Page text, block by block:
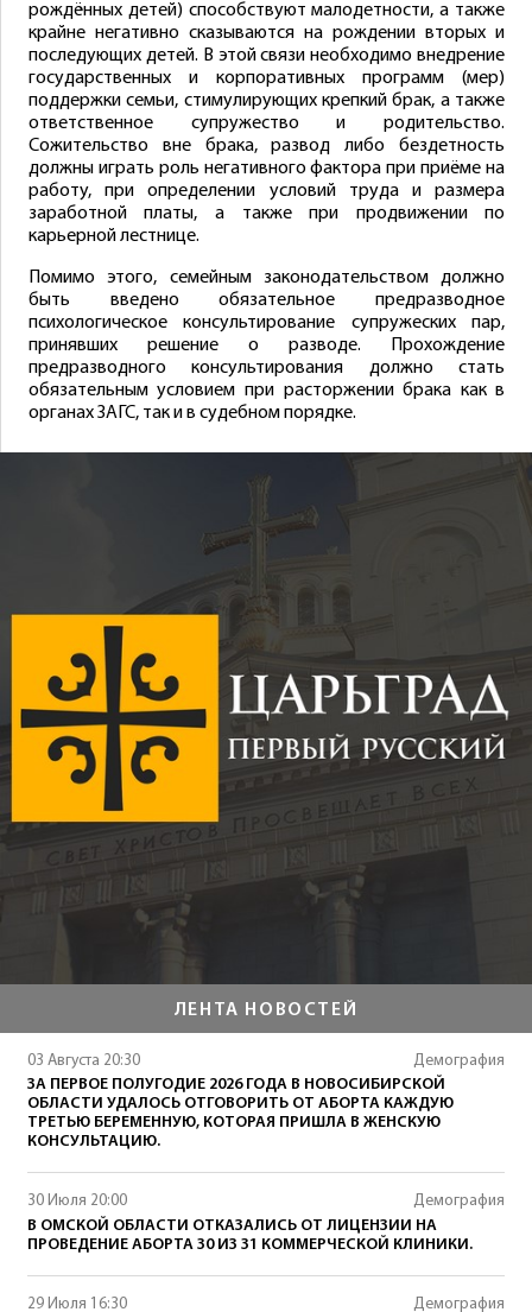
ЛЕНТА НОВОСТЕЙ
03 Августа 20:30
Демография
ЗА ПЕРВОЕ ПОЛУГОДИЕ 2026 ГОДА В НОВОСИБИРСКОЙ
ОБЛАСТИ УДАЛОСЬ ОТГОВОРИТЬ ОТ АБОРТА КАЖДУЮ
ТРЕТЬЮ БЕРЕМЕННУЮ, КОТОРАЯ ПРИШЛА В ЖЕНСКУЮ
КОНСУЛЬТАЦИЮ.
30 Июля 20:00
Демография
В ОМСКОЙ ОБЛАСТИ ОТКАЗАЛИСЬ ОТ ЛИЦЕНЗИИ НА
ПРОВЕДЕНИЕ АБОРТА 30 ИЗ 31 КОММЕРЧЕСКОЙ КЛИНИКИ.
29 Июля 16:30 Демография
рождённых детей) способствуют малодетности, а также
крайне негативно сказываются на рождении вторых и
последующих детей. В этой связи необходимо внедрение
государственных и корпоративных программ (мер)
поддержки семьи, стимулирующих крепкий брак, а также
ответственное супружество и родительство.
Сожительство вне брака, развод либо бездетность
должны играть роль негативного фактора при приёме на
работу, при определении условий труда и размера
заработной платы, а также при продвижении по
карьерной лестнице.
Помимо этого, семейным законодательством должно
быть введено обязательное предразводное
психологическое консультирование супружеских пар,
принявших решение о разводе. Прохождение
предразводного консультирования должно стать
обязательным условием при расторжении брака как в
органах ЗАГС, так и в судебном порядке.